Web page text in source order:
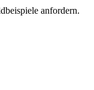
anfordern.